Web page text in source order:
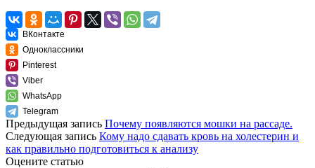
ВКонтакте
Одноклассники
Pinterest
Viber
WhatsApp
Telegram
Предыдущая запись Почему появляются мошки на рассаде.
Следующая запись Кому надо сдавать кровь на холестерин и
как правильно подготовиться к анализу
Оцените статью